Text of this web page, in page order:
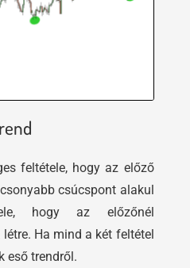
feltétele, hogy az előző
csúcspont alakul
hogy az előzőnél
Ha mind a két feltétel
eső trendről.